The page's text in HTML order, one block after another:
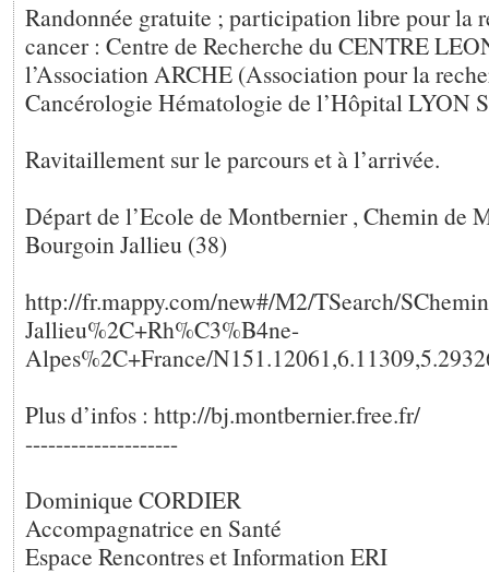
Randonnée gratuite ; participation libre pour la
cancer : Centre de Recherche du CENTRE
l’Association ARCHE (Association pour la
Cancérologie Hématologie de l’Hôpital LYON
Ravitaillement sur le parcours et à l’arrivée.
Départ de l’Ecole de Montbernier , Chemin de
Bourgoin Jallieu (38)
http://fr.mappy.com/new#/M2/TSearch/
Jallieu%2C+Rh%C3%B4ne-
Alpes%2C+France/
Plus d’infos : http://bj.montbernier.free.fr/
--------------------
Dominique CORDIER
Accompagnatrice en Santé
Espace Rencontres et Information ERI